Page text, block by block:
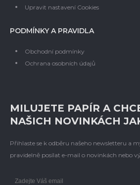
Upravit nastavení Cookies
PODMÍNKY A PRAVIDLA
Obchodní podmínky
Ochrana osobních údajů
MILUJETE PAPÍR A
NAŠICH NOVINKÁCH
Přihlaste se k odběru našeho newsletteru a
pravidelně posílat e-mail o novinkách nebo